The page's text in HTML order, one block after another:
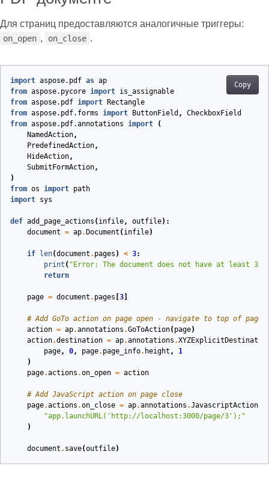
Для страниц предоставляются аналогичные триггеры:
on_open , on_close .
Copy
import aspose.pdf as ap
from aspose.pycore import is_assignable
from aspose.pdf import
Rectangle
from aspose.pdf.forms import ButtonField ,
CheckboxField
from aspose.pdf.annotations import
(
NamedAction,
PredefinedAction,
HideAction,
SubmitFormAction,
)
from os import path
import sys
def add_page_actions ( infile, outfile):
document = ap. Document ( infile)
if len(document . pages ) < 3:
print ( "Error: The document does not have at least 3
return
page = document . pages 3
# Add GoTo action on page open - navigate to top of page
action = ap.annotations .GoToAction( page)
action.destination = ap.annotations .
page, 0, page. page_info. height ,
1
)
page.actions .on_open = action
# Add JavaScript action on page close
page.actions .on_close = ap.annotations .JavascriptAction
"app.launchURL('http://localhost:3000/page/3');"
)
document . save(outfile)